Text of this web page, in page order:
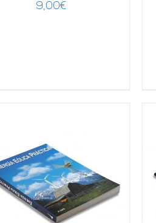
9,00€
AÑADIR AL CARRITO
/
DETALLES